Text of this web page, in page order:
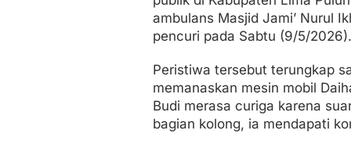
l
h
o
t
a
ambulans Masjid Jami’ Nurul
pencuri pada Sabtu (9/5/2026).
Peristiwa tersebut terungkap
memanaskan mesin mobil
Budi merasa curiga karena
bagian kolong, ia mendapati